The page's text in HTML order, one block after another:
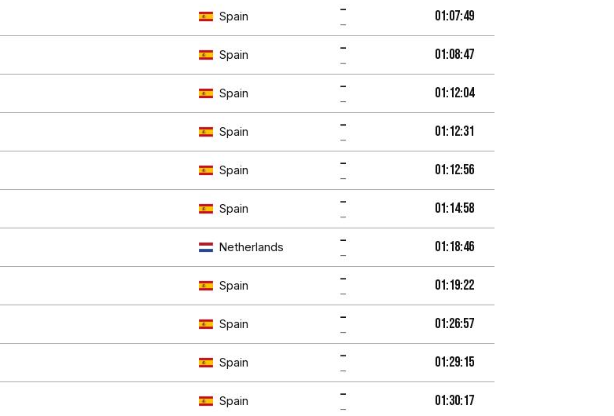
Spain
–
–
01:07:49
Spain
–
–
01:08:47
Spain
–
–
01:12:04
Spain
–
–
01:12:31
Spain
–
–
01:12:56
Spain
–
–
01:14:58
Netherlands
–
–
01:18:46
Spain
–
–
01:19:22
Spain
–
–
01:26:57
Spain
–
–
01:29:15
Spain
–
–
01:30:17